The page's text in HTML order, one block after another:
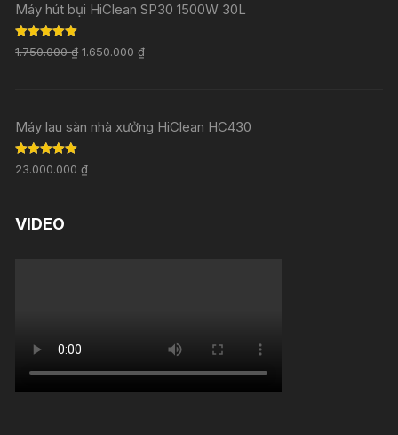
Máy hút bụi HiClean SP30 1500W 30L
Rated 5.00
out of 5
1.750.000₫ 1.650.000₫
Máy lau sàn nhà xưởng HiClean HC430
Rated5.00
out of 5
23.000.000₫
VIDEO